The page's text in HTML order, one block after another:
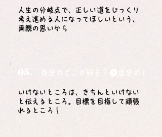
人生の分岐点で、正しい道をじっくり
考え進める人になってほしいという、
両親の思いから
いけないところは、きちんといけない
と伝えるところ。目標を目指して頑張
れるところ！